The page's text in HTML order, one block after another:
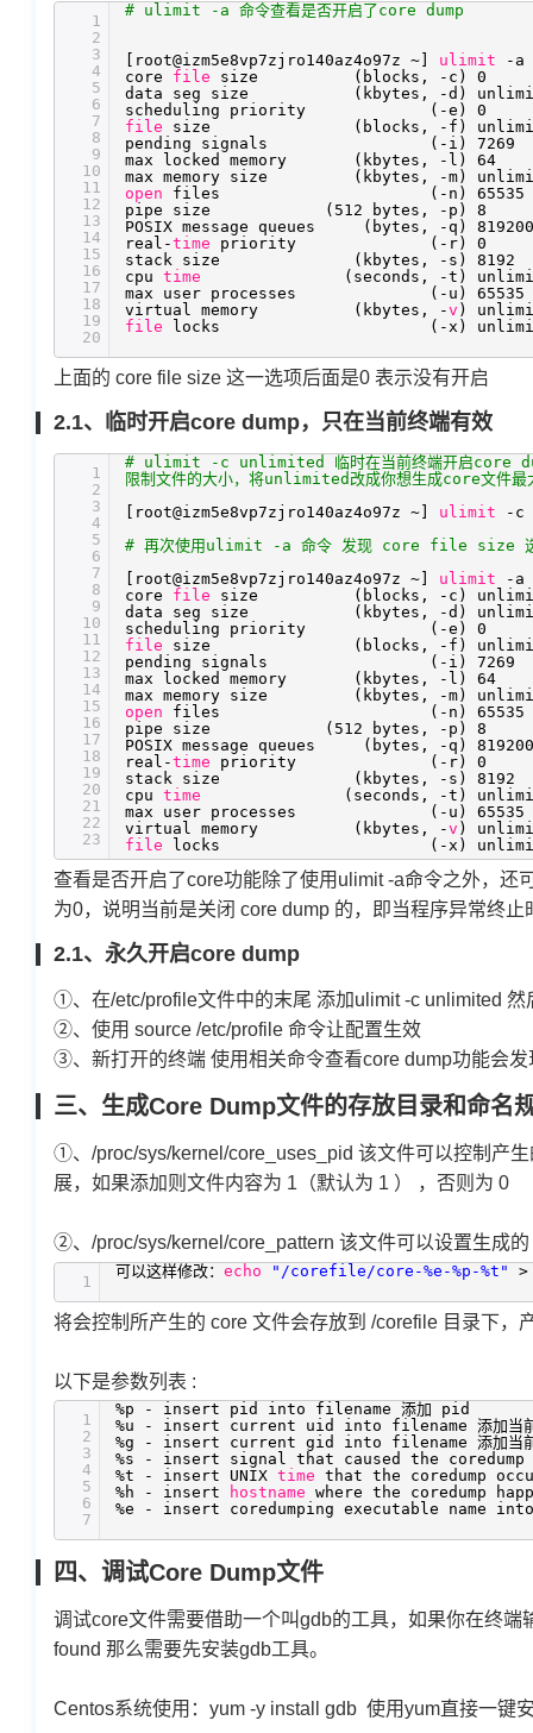
1
2
3
4
5
6
7
8
9
10
11
12
13
14
15
16
17
18
19
20
# ulimit -a 命令查看是否开启了core dump
[root@izm5e8vp7zjro140az4o97z ~] ulimit
-a
core file
size (blocks, -c) 0
data seg size (kbytes, -d)
scheduling priority (-e) 0
file
size (blocks, -f)
pending signals (-i) 7269
max locked memory (kbytes, -l) 64
max memory size (kbytes, -m)
open
files (-n) 65535
pipe size (512 bytes, -p) 8
POSIX message queues (bytes, -q) 819200
real-time
priority (-r) 0
stack size (kbytes, -s) 8192
cpu time
(seconds, -t)
max user processes (-u) 65535
virtual memory (kbytes, -v )
file
locks (-x)
上面的 core file size 这一选项后面是0 表示没有开启
2.1、临时开启core dump，只在当前终端有效
1
2
3
4
5
6
7
8
9
10
11
12
13
14
15
16
17
18
19
20
21
22
23
# ulimit -c unlimited 临时在当前终端开启core dump
限制文件的大小，将unlimited改成你想生成core文件
[root@izm5e8vp7zjro140az4o97z ~] ulimit
-c
# 再次使用ulimit -a 命令 发现 core file size 选
[root@izm5e8vp7zjro140az4o97z ~] ulimit
-a
core file
size (blocks, -c)
data seg size (kbytes, -d)
scheduling priority (-e) 0
file
size (blocks, -f)
pending signals (-i) 7269
max locked memory (kbytes, -l) 64
max memory size (kbytes, -m)
open
files (-n) 65535
pipe size (512 bytes, -p) 8
POSIX message queues (bytes, -q) 819200
real-time
priority (-r) 0
stack size (kbytes, -s) 8192
cpu time
(seconds, -t)
max user processes (-u) 65535
virtual memory (kbytes, -v )
file
locks (-x)
查看是否开启了core功能除了使用ulimit -a命令之外，还
为0，说明当前是关闭 core dump 的，即当程序异常终
2.1、永久开启core dump
①、在/etc/profile文件中的末尾 添加ulimit -c unlimited 然
②、使用 source /etc/profile 命令让配置生效
③、新打开的终端 使用相关命令查看core dump功能会发
三、生成Core Dump文件的存放目录和命名
①、/proc/sys/kernel/core_uses_pid 该文件可以控制产
展，如果添加则文件内容为 1（默认为 1 ） ，否则为 0
②、/proc/sys/kernel/core_pattern 该文件可以设置生成
1
可以这样修改： echo "/corefile/core-%e-%p-%t"
将会控制所产生的 core 文件会存放到 /corefile 目录下，
以下是参数列表 :
1
2
3
4
5
6
7
%p - insert pid into filename 添加 pid
%u - insert current uid into filename 添加当
%g - insert current gid into filename 添加当
%s - insert signal that caused the coredump
%t - insert UNIX time that the coredump
%h - insert
hostname where the coredump
%e - insert coredumping executable name into
四、调试Core Dump文件
调试core文件需要借助一个叫gdb的工具，如果你在终
found 那么需要先安装gdb工具。
Centos系统使用：yum -y install gdb 使用yum直接一键